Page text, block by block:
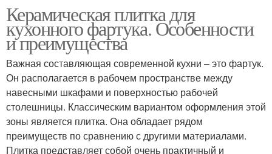
Керамическая плитка для
кухонного фартука. Особенности
и преимущества
Важная составляющая современной кухни – это фартук.
Он располагается в рабочем пространстве между
навесными шкафами и поверхностью рабочей
столешницы. Классическим вариантом оформления этой
зоны является плитка. Она обладает рядом
преимуществ по сравнению с другими материалами.
Плитка представляет собой очень практичный и